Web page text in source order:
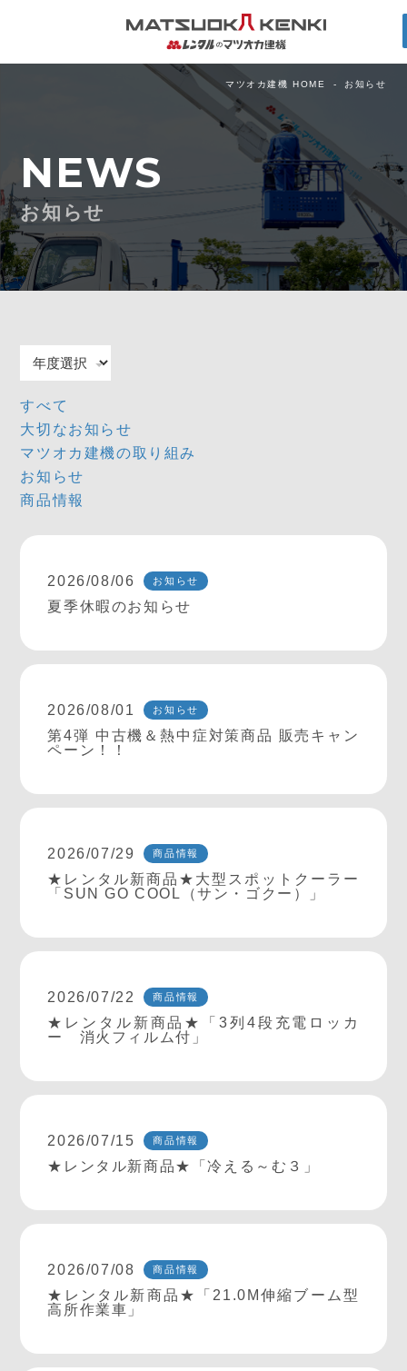
マツオカ建機 HOME お知らせ
NEWS
お知らせ
すべて
大切なお知らせ
マツオカ建機の取り組み
お知らせ
商品情報
2026/08/06 お知らせ
夏季休暇のお知らせ
2026/08/01 お知らせ
第4弾 中古機＆熱中症対策商品 販売キャン
ペーン！！
2026/07/29 商品情報
★レンタル新商品★大型スポットクーラー
「SUN GO COOL（サン・ゴクー）」
2026/07/22 商品情報
★レンタル新商品★「3列4段充電ロッカ
ー 消火フィルム付」
2026/07/15 商品情報
★レンタル新商品★「冷える～む３」
2026/07/08 商品情報
★レンタル新商品★「21.0M伸縮ブーム型
高所作業車」